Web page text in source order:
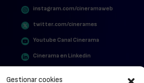
Gestionar cookies
instagram.com/cineramaweb
twitter.com/cinerames
Youtube Canal Cinerama
Cinerama en Linkedin